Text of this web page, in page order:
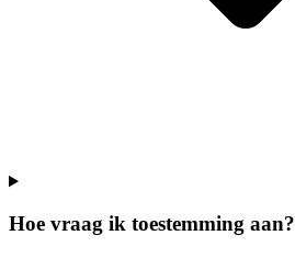
Hoe vraag ik toestemming aan?